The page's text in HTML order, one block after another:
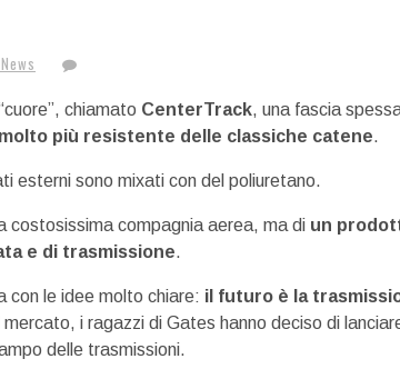
chiamato CenterTrack, una fascia
più resistente delle classiche catene.
esterni sono mixati con del poliuretano.
costosissima compagnia aerea, ma di un
e di trasmissione.
con le idee molto chiare: il futuro è la
i ragazzi di Gates hanno deciso di
delle trasmissioni.